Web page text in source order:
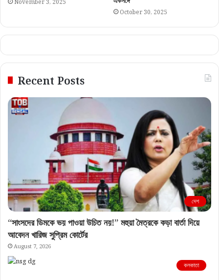
October 30, 2025
Recent Posts
দেশ
“সাংসদের ডিমকে ভয় পাওয়া উচিত নয়!” মহুয়া মৈত্রকে কড়া বার্তা দিয়ে
আবেদন খারিজ সুপ্রিম কোর্টের
August 7, 2026
কলকাতা